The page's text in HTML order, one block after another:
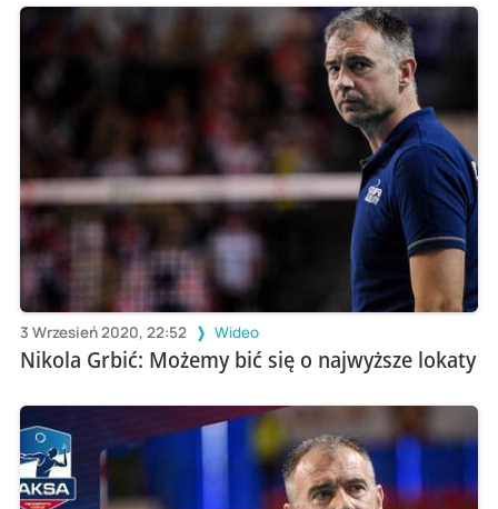
3 Wrzesień 2020, 22:52 Wideo
Nikola Grbić: Możemy bić się o najwyższe lokaty